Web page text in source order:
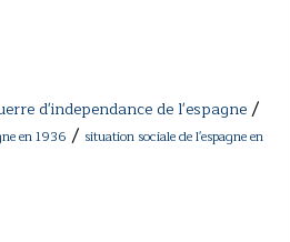
d'independance de l'espagne/
en 1936 / situation sociale de l'espagne en